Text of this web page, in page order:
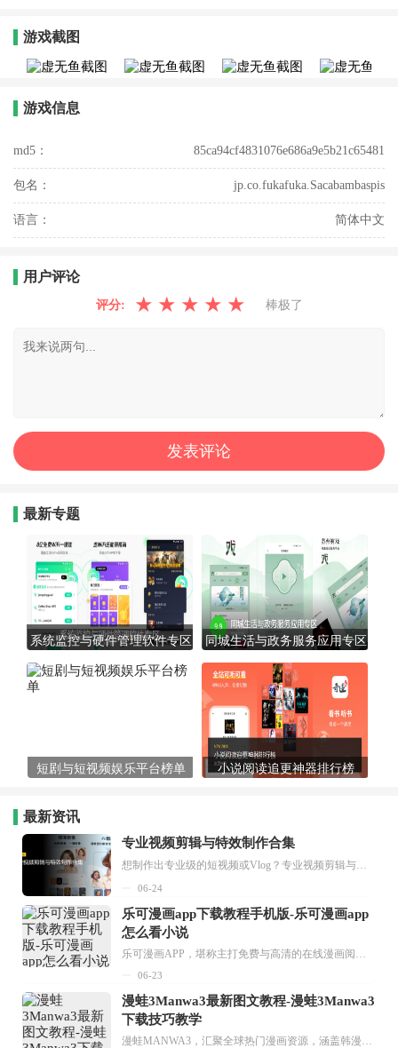
游戏截图
游戏信息
md5： 85ca94cf4831076e686a9e5b21c65481
包名： jp.co.fukafuka.Sacabambaspis
语言： 简体中文
用户评论
评分: ★ ★ ★ ★ ★ 棒极了
最新专题
系统监控与硬件管理软件专区 同城生活与政务服务应用专区
短剧与短视频娱乐平台榜单 小说阅读追更神器排行榜
最新资讯
专业视频剪辑与特效制作合集
想制作出专业级的短视频或Vlog？专业视频剪辑与特效制作大全专题为你提供了从剪辑、抠像到特效包装的全套解决方案。无论是添加炫酷的片头、进行精准的视频抠图，还是制...
06-24
乐可漫画app下载教程手机版-乐可漫画app
怎么看小说
乐可漫画APP，堪称主打免费与高清的在线漫画阅读神器。其官方版提供海量完整版漫画资源，无论是国内漫画，还是日漫、韩漫、台漫、美漫等国外漫画，应有尽有，随时供你阅读。只需轻点一下，便能直接进入阅读界面。不仅如此，乐可漫画最新版本更新速度极快，在这里，你总能抢先看到全网一手漫画章节内容！...
06-23
漫蛙3Manwa3最新图文教程-漫蛙3Manwa3
下载技巧教学
漫蛙MANWA3，汇聚全球热门漫画资源，涵盖韩漫、欧美漫画、国漫等多种类型，题材丰富多样，全方位满足用户阅读喜好。它不仅是阅读平台，更是创作平台，为广大用户打造零门槛创作环境。...